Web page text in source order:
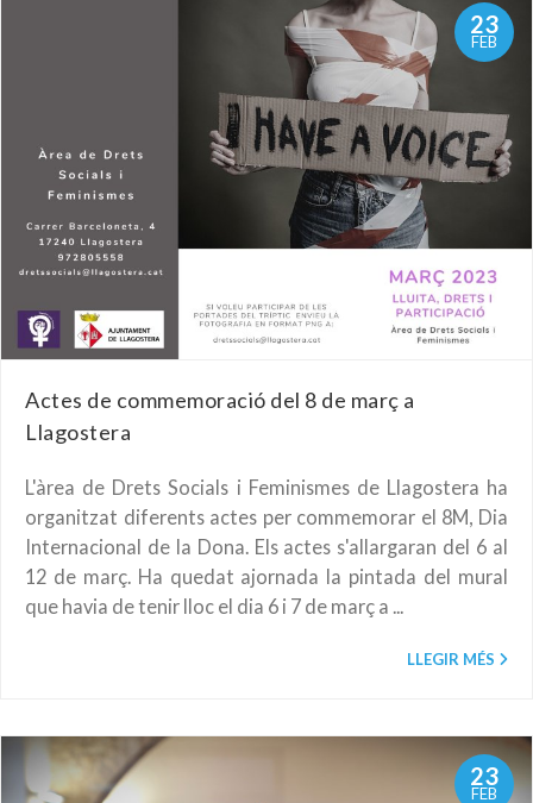
23
FEB
Actes de commemoració del 8 de març a
Llagostera
L'àrea de Drets Socials i Feminismes de Llagostera ha
organitzat diferents actes per commemorar el 8M, Dia
Internacional de la Dona. Els actes s'allargaran del 6 al
12 de març. Ha quedat ajornada la pintada del mural
que havia de tenir lloc el dia 6 i 7 de març a ...
LLEGIR MÉS
23
FEB